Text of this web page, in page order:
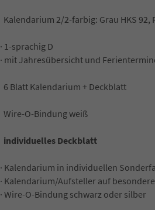
Kalendarium 2/2-farbig: Grau HKS 92,
· 1-sprachig D
· mit Jahresübersicht und
6 Blatt Kalendarium + Deckblatt
Wire-O-Bindung weiß
individuelles Deckblatt
· Kalendarium in individuellen
· Kalendarium/Aufsteller auf
· Wire-O-Bindung schwarz oder silber